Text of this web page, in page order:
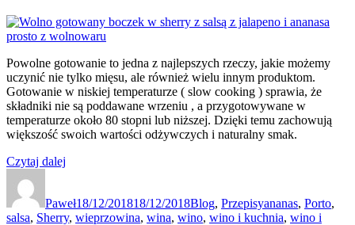
włoskich
i
czarną
rzepą”
kiszonych
ogórków
pesto
z
orzechów
włoskich
i
pieczoną
Powolne gotowanie to jedna z najlepszych rzeczy, jakie możemy
uczynić nie tylko mięsu, ale również wielu innym produktom.
Gotowanie w niskiej temperaturze ( slow cooking ) sprawia, że
składniki nie są poddawane wrzeniu , a przygotowywane w
temperaturze około 80 stopni lub niższej. Dzięki temu zachowują
większość swoich wartości odżywczych i naturalny smak.
Czytaj dalej
w
sherry
Paweł18/12/201818/12/2018Blog, Przepisyananas, Porto,
salsa, Sherry, wieprzowina, wina, wino, wino i kuchnia, wino i